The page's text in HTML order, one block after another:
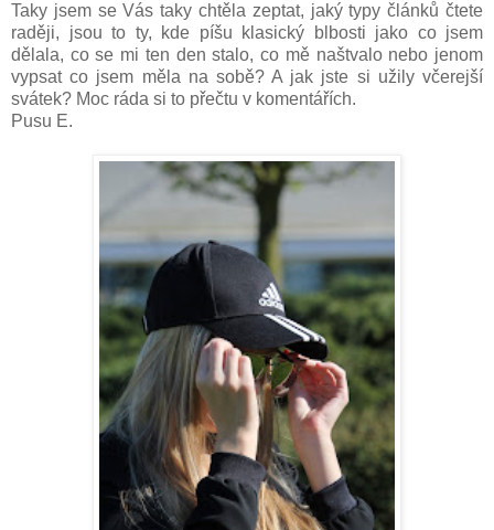
Taky jsem se Vás taky chtěla zeptat, jaký typy článků čtete
raději, jsou to ty, kde píšu klasický blbosti jako co jsem
dělala, co se mi ten den stalo, co mě naštvalo nebo jenom
vypsat co jsem měla na sobě? A jak jste si užily včerejší
svátek? Moc ráda si to přečtu v komentářích.
Pusu E.